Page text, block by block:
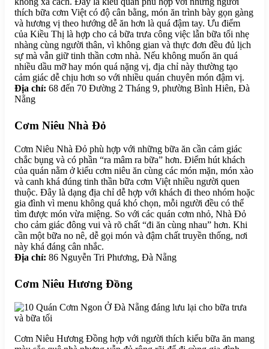
thích bữa cơm Việt có độ cân bằng, món ăn trình bày gọn gàng
và hương vị theo hướng dễ ăn hơn là quá đậm tay. Ưu điểm
của Kiều Thị là hợp cho cả bữa trưa công việc lẫn bữa tối nhẹ
nhàng cùng người thân, vì không gian và thực đơn đều đủ lịch
sự mà vẫn giữ tinh thần cơm nhà. Nếu không muốn ăn quá
nhiều dầu mỡ hay món quá nặng vị, địa chỉ này thường tạo
cảm giác dễ chịu hơn so với nhiều quán chuyên món đậm vị.
Địa chỉ: 68 đến 70 Đường 2 Tháng 9, phường Bình Hiên, Đà
Nẵng
Cơm Niêu Nhà Đỏ
Cơm Niêu Nhà Đỏ phù hợp với những bữa ăn cần cảm giác
chắc bụng và có phần “ra mâm ra bữa” hơn. Điểm hút khách
của quán nằm ở kiểu cơm niêu ăn cùng các món mặn, món xào
và canh khá đúng tinh thần bữa cơm Việt nhiều người quen
thuộc. Đây là dạng địa chỉ dễ hợp với khách đi theo nhóm hoặc
gia đình vì menu không quá khó chọn, mỗi người đều có thể
tìm được món vừa miệng. So với các quán cơm nhỏ, Nhà Đỏ
cho cảm giác đông vui và rõ chất “đi ăn cùng nhau” hơn. Khi
cần một bữa no nê, dễ gọi món và đậm chất truyền thống, nơi
này khá đáng cân nhắc.
Địa chỉ: 86 Nguyễn Tri Phương, Đà Nẵng
Cơm Niêu Hương Đồng
Cơm Niêu Hương Đồng hợp với người thích kiểu bữa ăn mang